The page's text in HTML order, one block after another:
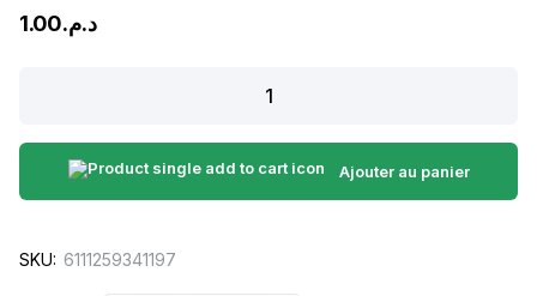
د.م.1.00
BISCUIT
LA
CACAO
Ajouter au panier
SKU: 6111259341197